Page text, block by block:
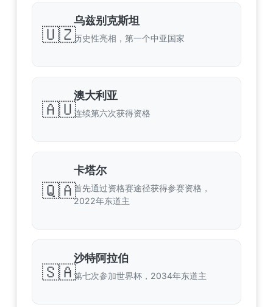
🇺🇿
乌兹别克斯坦
历史性亮相，第一个中亚国家
🇦🇺
澳大利亚
连续第六次获得资格
🇶🇦
卡塔尔
首先通过资格赛途径获得参赛资格，
2022年东道主
🇸🇦
沙特阿拉伯
第七次参加世界杯，2034年东道主